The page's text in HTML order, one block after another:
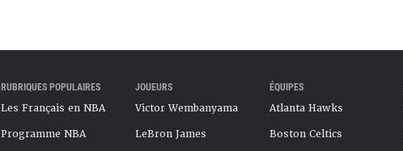
RUBRIQUES POPULAIRES
Les Français en NBA
Programme NBA
JOUEURS
Victor Wembanyama
LeBron James
ÉQUIPES
Atlanta Hawks
Boston Celtics